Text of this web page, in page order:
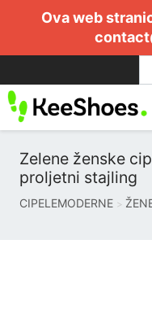
Ova web
Zelene ženske
proljetni stajling
CIPELEMODERNE